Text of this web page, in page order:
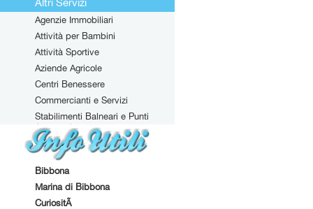
Altri Servizi
Agenzie Immobiliari
Attività per Bambini
Attività Sportive
Aziende Agricole
Centri Benessere
Commercianti e Servizi
Stabilimenti Balneari e Punti
Attrezzati
Bibbona
Marina di Bibbona
CuriositÃ